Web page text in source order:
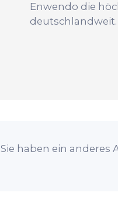
Enwendo die
deutschlandweit.
Sie haben ein